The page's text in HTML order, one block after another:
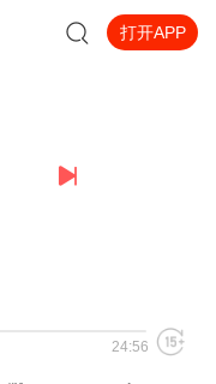
打开APP
24:56